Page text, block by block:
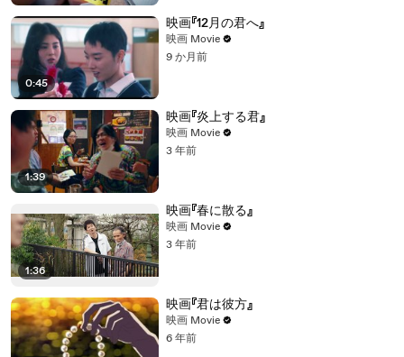
0:45
映画『12月の君へ』
映画 Movie
9 か月前
1:39
映画『炎上する君』
映画 Movie
3 年前
1:36
映画『春に散る』
映画 Movie
3 年前
映画『君は彼方』
映画 Movie
6 年前